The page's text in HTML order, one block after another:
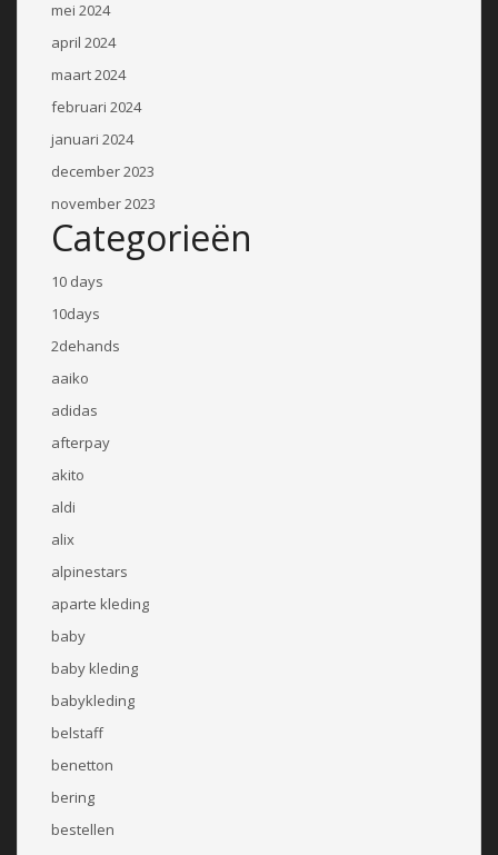
mei 2024
april 2024
maart 2024
februari 2024
januari 2024
december 2023
november 2023
Categorieën
10 days
10days
2dehands
aaiko
adidas
afterpay
akito
aldi
alix
alpinestars
aparte kleding
baby
baby kleding
babykleding
belstaff
benetton
bering
bestellen